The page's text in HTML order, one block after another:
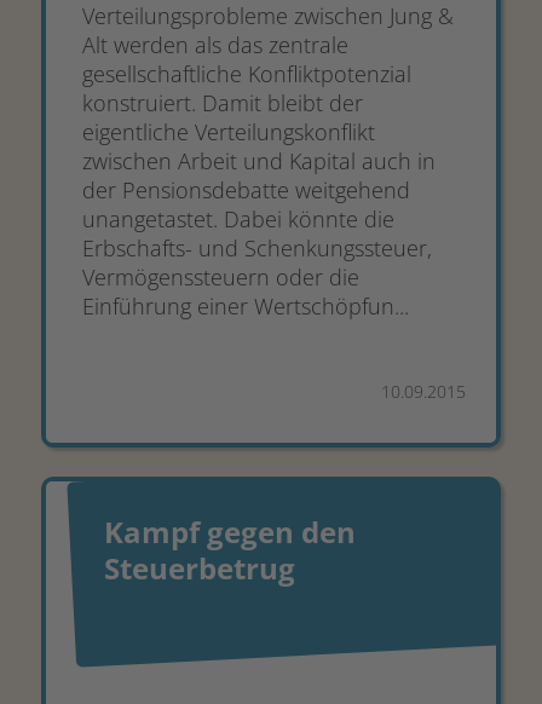
Verteilungsprobleme zwischen Jung &
Alt werden als das zentrale
gesellschaftliche Konfliktpotenzial
konstruiert. Damit bleibt der
eigentliche Verteilungskonflikt
zwischen Arbeit und Kapital auch in
der Pensionsdebatte weitgehend
unangetastet. Dabei könnte die
Erbschafts- und Schenkungssteuer,
Vermögenssteuern oder die
Einführung einer Wertschöpfun...
10.09.2015
Kampf gegen den
Steuerbetrug